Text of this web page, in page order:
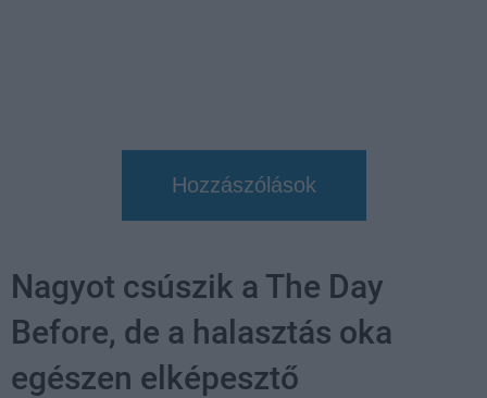
Hozzászólások
Nagyot csúszik a The Day
Before, de a halasztás oka
egészen elképesztő